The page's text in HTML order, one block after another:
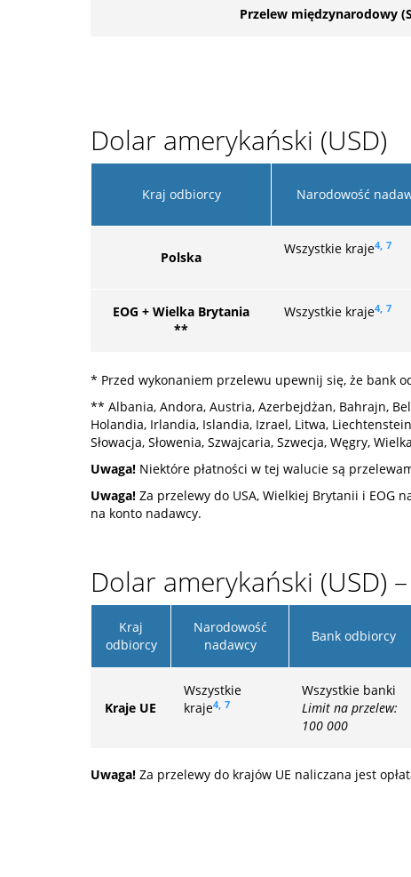
Przelew międzynarodowy
Dolar amerykański (USD)
Kraj odbiorcy Narodowość
Polska
Wszystkie kraje4, 7
EOG + Wielka Brytania
**
Wszystkie kraje4, 7
* Przed wykonaniem przelewu upewnij się, że bank
** Albania, Andora, Austria, Azerbejdżan, Bahrajn,
Holandia, Irlandia, Islandia, Izrael, Litwa,
Słowacja, Słowenia, Szwajcaria, Szwecja, Węgry,
Uwaga! Niektóre płatności w tej walucie są
Uwaga! Za przelewy do USA, Wielkiej Brytanii i EOG
na konto nadawcy.
Dolar amerykański (USD)
Kraj
odbiorcy
Narodowość
nadawcy
Bank odbiorcy
Kraje UE
Wszystkie
kraje4, 7
Wszystkie banki
Limit na przelew:
100 000
Uwaga! Za przelewy do krajów UE naliczana jest